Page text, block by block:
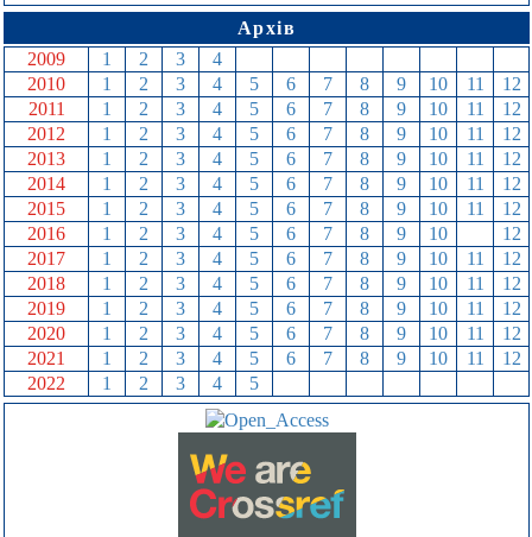
Архів
2009
1 2 3 4
2010
1 2 3 4 5 6 7 8 9 10 11
12
2011
1 2 3 4 5 6 7 8 9 10 11
12
2012
1 2 3 4 5 6 7 8 9 10 11
12
2013
1 2 3 4 5 6 7 8 9 10 11
12
2014
1 2 3 4 5 6 7 8 9 10 11
12
2015
1 2 3 4 5 6 7 8 9 10 11
12
2016
1 2 3 4 5 6 7 8 9 10
12
2017
1 2 3 4 5 6 7 8 9 10 11
12
2018
1 2 3 4 5 6 7 8 9 10 11
12
2019
1 2 3 4 5 6 7 8 9 10 11
12
2020
1 2 3 4 5 6 7 8 9 10 11
12
2021
1 2 3 4 5 6 7 8 9 10 11
12
2022
1 2 3 4 5